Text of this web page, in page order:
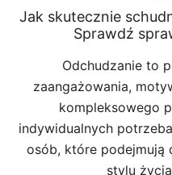
Jak skutecznie
Sprawdź
Odchudzanie to
zaangażowania,
kompleksowego
indywidualnych
osób, które podejmują
stylu